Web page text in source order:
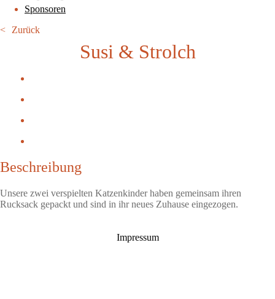
Sponsoren
Zurück
Susi & Strolch
Beschreibung
Unsere zwei verspielten Katzenkinder haben gemeinsam ihren
Rucksack gepackt und sind in ihr neues Zuhause eingezogen.
Impressum